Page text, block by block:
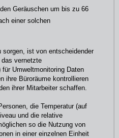
Geräuschen um bis zu 66
einer solchen
sorgen, ist von entscheidender
vernetzte
Umweltmonitoring Daten
ihre Büroräume kontrollieren
ihrer Mitarbeiter schaffen.
die Temperatur (auf
und die relative
so die Nutzung von
in einer einzelnen Einheit